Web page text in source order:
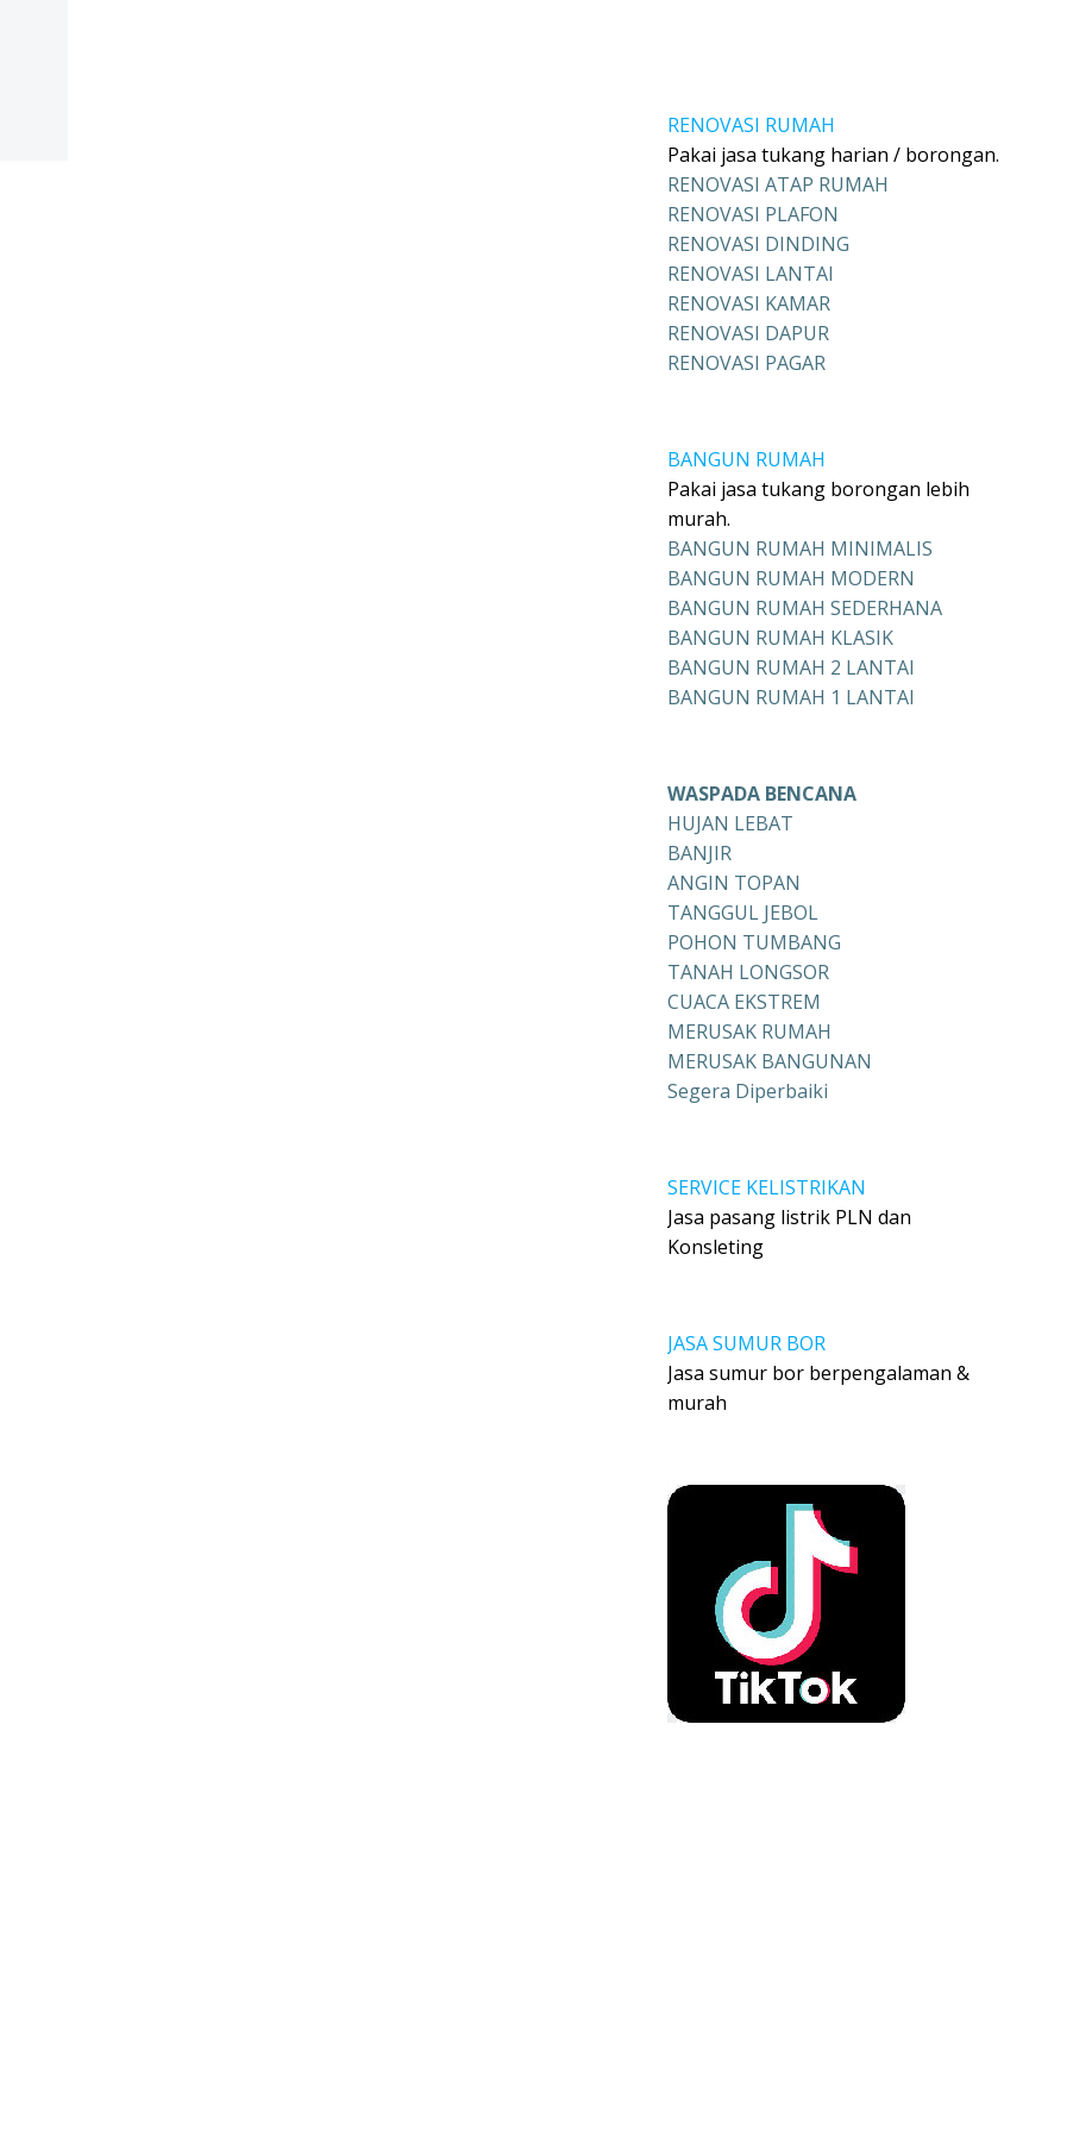
RENOVASI RUMAH
Pakai jasa tukang harian / borongan.
RENOVASI ATAP RUMAH
RENOVASI PLAFON
RENOVASI DINDING
RENOVASI LANTAI
RENOVASI KAMAR
RENOVASI DAPUR
RENOVASI PAGAR
BANGUN RUMAH
Pakai jasa tukang borongan lebih
murah.
BANGUN RUMAH MINIMALIS
BANGUN RUMAH MODERN
BANGUN RUMAH SEDERHANA
BANGUN RUMAH KLASIK
BANGUN RUMAH 2 LANTAI
BANGUN RUMAH 1 LANTAI
WASPADA BENCANA
HUJAN LEBAT
BANJIR
ANGIN TOPAN
TANGGUL JEBOL
POHON TUMBANG
TANAH LONGSOR
CUACA EKSTREM
MERUSAK RUMAH
MERUSAK BANGUNAN
Segera Diperbaiki
SERVICE KELISTRIKAN
Jasa pasang listrik PLN dan
Konsleting
JASA SUMUR BOR
Jasa sumur bor berpengalaman &
murah